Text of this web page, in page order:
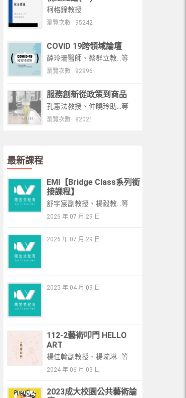
單元23：受集中載重、垂直分布載重之拱
及懸索
單元24： 承受垂直均布載重之懸索
單元25：承受本身重量之懸索
單元26：靜定剛架分析
單元27：複合結構分析與影響線
單元29：具橋面系主梁之影響線
單元30： 具橋面系梁與虛變位法求影響線
單元31：虛變位法求影響線與桁架影響線
單元33：複合桁架之影響線與最大應力
單元34： 鐵路橋樑之標準載重
單元35：公路橋樑-標準載重,最大剪力,彎
單元37：空間桁架與靜定束制力之尋求
單元38：空間桁架之靜定，穩定之判別(1)
單元39：空間桁架之靜定，穩定之判別(2)
柯格鐘教授
瀏覽次數 : 95242
COVID 19跨領域論壇
薛玲珊醫師、蔡群立教...等
瀏覽次數 : 92996
服務創新從政策到商品
孔憲法教授、仲曉玲助...等
瀏覽次數 : 82021
最新課程
EMI【Bridge Class系列銜
接課程】
舒宇宸副教授、楊毅教...等
2026 年 07 月 29 日
2026 年 07 月 29 日
2025 年 04 月 09 日
112-2藝術叩門 HELLO
ART
楊佳翰副教授、楊琬琳...等
2024 年 06 月 03 日
2023成大校園公共藝術論